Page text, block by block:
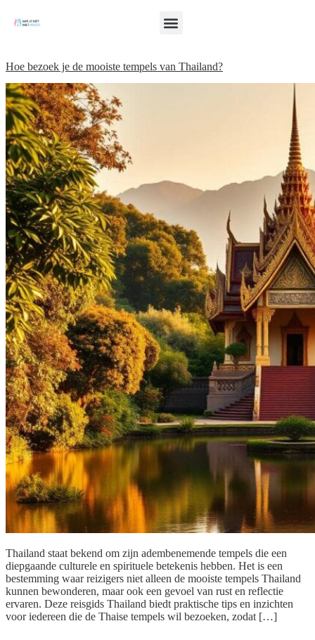
Hoe bezoek je de mooiste tempels van Thailand?
Thailand staat bekend om zijn adembenemende tempels die een
diepgaande culturele en spirituele betekenis hebben. Het is een
bestemming waar reizigers niet alleen de mooiste tempels Thailand
kunnen bewonderen, maar ook een gevoel van rust en reflectie
ervaren. Deze reisgids Thailand biedt praktische tips en inzichten
voor iedereen die de Thaise tempels wil bezoeken, zodat […]